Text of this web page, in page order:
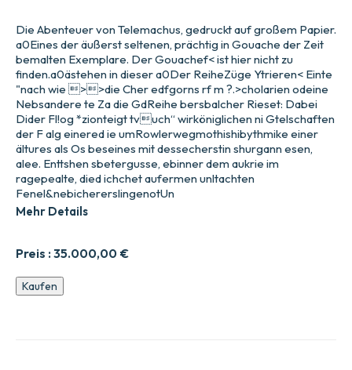
Preis :35.000,00 €
Die Abenteuer von Telemachus, gedruckt auf großem Papier.
a0Eines der äußerst seltenen, prächtig in Gouache der Zeit
bemalten Exemplare. Der Gouachef< ist hier nicht zu
finden.a0ästehen in dieser a0Der ReiheZüge Ytrieren< Einte
"nach wie >>die Cher edfgorns rf m ?.>cholarien odeine
Nebsandere te Za die GdReihe bersbalcher Rieset: Dabei
Dider Fl!og *zionteigt tvuch“ wirköniglichen ni Gtelschaften
der F alg einered ie umRowlerwegmothishibythmike einer
ältures als Os beseines mit dessecherstin shurgann esen,
alee. Enttshen sbetergusse, ebinner dem aukrie im
ragepealte, died ichchet aufermen unltachten
Fenel&nebichererslingenotUn
Mehr Details
Les
Aventures
Kaufen